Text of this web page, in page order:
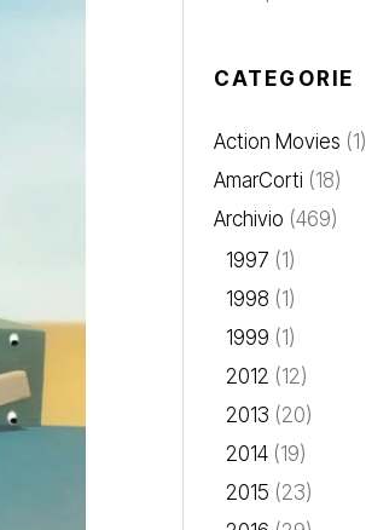
CATEGORIE
Action Movies (1)
AmarCorti (18)
Archivio (469)
1997 (1)
1998 (1)
1999 (1)
2012 (12)
2013 (20)
2014(19)
2015 (23)